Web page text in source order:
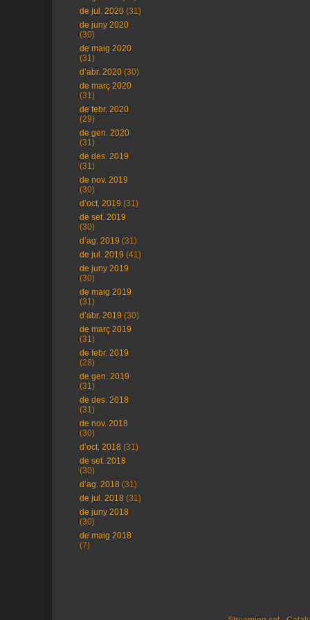
de jul. 2020 (31)
de juny 2020
(30)
de maig 2020
(31)
d’abr. 2020 (30)
de març 2020
(31)
de febr. 2020
(29)
de gen. 2020
(31)
de des. 2019
(31)
de nov. 2019
(30)
d’oct. 2019 (31)
de set. 2019
(30)
d’ag. 2019 (31)
de jul. 2019 (41)
de juny 2019
(30)
de maig 2019
(31)
d’abr. 2019 (30)
de març 2019
(31)
de febr. 2019
(28)
de gen. 2019
(31)
de des. 2018
(31)
de nov. 2018
(30)
d’oct. 2018 (31)
de set. 2018
(30)
d’ag. 2018 (31)
de jul. 2018 (31)
de juny 2018
(30)
de maig 2018
(7)